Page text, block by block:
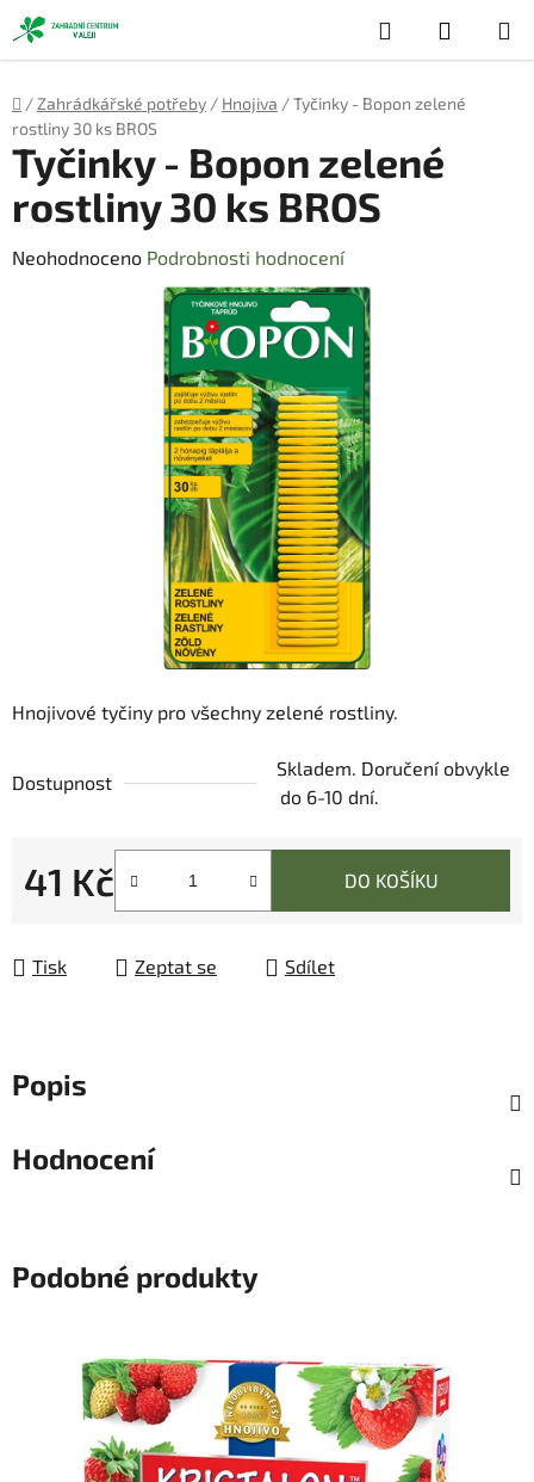
Přejít
na
obsah
Hledat
KOŠÍK
Domů
/ Zahrádkářské potřeby / Hnojiva /Tyčinky - Bopon zelené
rostliny 30 ks BROS
Hnojivové tyčiny pro všechny zelené rostliny.
Dostupnost
Skladem. Doručení obvykle
do 6-10 dní.
41 Kč
Měrná cena:
DO KOŠÍKU
Tisk Zeptat se Sdílet
Tyčinky - Bopon zelené
rostliny 30 ks BROS
Průměrné
Neohodnoceno Podrobnosti hodnocení
Popis
Hodnocení
Podobné produkty